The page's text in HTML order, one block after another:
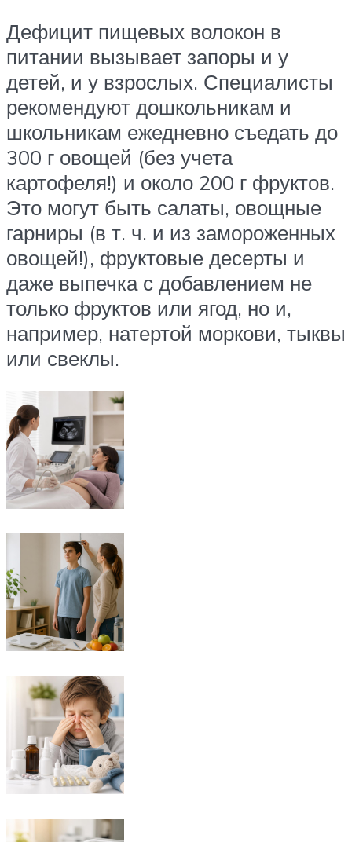
Дефицит пищевых волокон в
питании вызывает запоры и у
детей, и у взрослых. Специалисты
рекомендуют дошкольникам и
школьникам ежедневно съедать до
300 г овощей (без учета
картофеля!) и около 200 г фруктов.
Это могут быть салаты, овощные
гарниры (в т. ч. и из замороженных
овощей!), фруктовые десерты и
даже выпечка с добавлением не
только фруктов или ягод, но и,
например, натертой моркови, тыквы
или свеклы.